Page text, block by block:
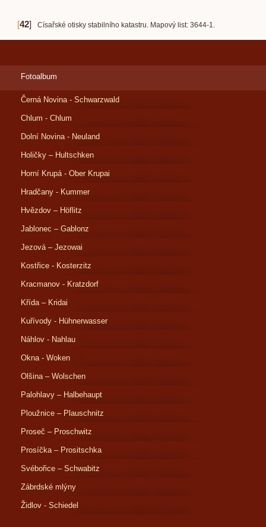
[42] Císařské otisky stabilního katastru. Mapový list: 3644-1.
Fotoalbum
Černá Novina - Schwarzwald
Chlum - Chlum
Dolní Novina - Neuland
Holičky – Hultschken
Horní Krupá - Ober Krupai
Hradčany - Kummer
Hvězdov – Höflitz
Jablonec – Gablonz
Jezová – Jezowai
Kostřice - Kosterzitz
Kracmanov - Kratzdorf
Křída – Kridai
Kuřívody - Hühnerwasser
Náhlov - Nahlau
Okna - Woken
Olšina – Wolschen
Palohlavy – Halbehaupt
Ploužnice – Plauschnitz
Proseč – Proschwitz
Prosíčka – Prositschka
Svébořice – Schwabitz
Zábrdské mlýny
Židlov - Schiedel